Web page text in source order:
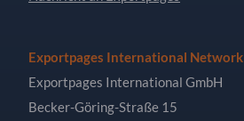
Exportpages International Network
Exportpages International GmbH
Becker-Göring-Straße 15